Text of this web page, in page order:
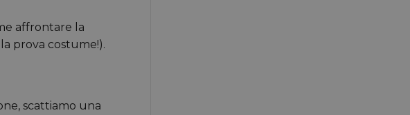
affrontare la
prova costume!).
scattiamo una